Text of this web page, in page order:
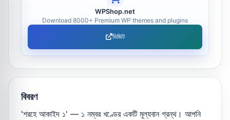
WPShop.net
Download 8000+ Premium WP themes and plugins
ভিজিট
বিবরণ
'শরহে আকাইদ ১' — ১ নম্বর খণ্ডের একটি মূল্যবান গ্রন্থ। আপনি